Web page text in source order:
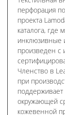
перфорация
проекта
каталога, где
инклюзивные
произведен c
Членство в
при
окружающей
кожевенной